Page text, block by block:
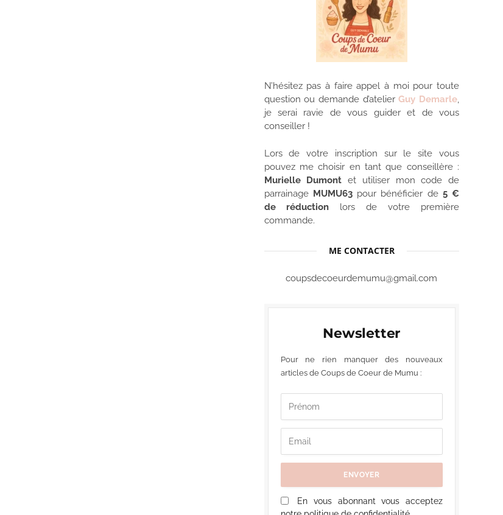
N’hésitez pas à faire appel à moi pour toute
question ou demande d’atelierGuy Demarle,
je serai ravie de vous guider et de vous
conseiller !
Lors de votre inscription sur le site vous
pouvez me choisir en tant que conseillère :
Murielle Dumont et utiliser mon code de
parrainage MUMU63pour bénéficier de 5 €
de réduction lors de votre première
commande.
ME CONTACTER
coupsdecoeurdemumu@gmail.com
Newsletter
Pour ne rien manquer des nouveaux
articles de Coups de Coeur de Mumu :
En vous abonnant vous acceptez